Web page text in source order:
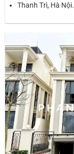
Thanh Trì, Hà Nội.